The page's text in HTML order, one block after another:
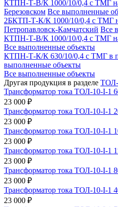
КТПН-Т-В/К 1000/10/0,4 с ТМГ на
Березовском Все выполненные
2БКТП-Т-К/К 1000/10/0,4 с ТМГ
Петропавловск-Камчатский Все
КТПН-Т-В/К 1000/10/0,4 с ТМГ на
Все выполненные объекты
КТПН-Т-К/К 630/10/0,4 с ТМГ в
выполненные объекты
Все выполненные объекты
Другая продукция в разделе ТОЛ-
Трансформатор тока ТОЛ-10-I-1
23 000 ₽
Трансформатор тока ТОЛ-10-I-1
23 000 ₽
Трансформатор тока ТОЛ-10-I-1
23 000 ₽
Трансформатор тока ТОЛ-10-I-1
23 000 ₽
Трансформатор тока ТОЛ-10-I-1
23 000 ₽
Трансформатор тока ТОЛ-10-I-1
23 000 ₽